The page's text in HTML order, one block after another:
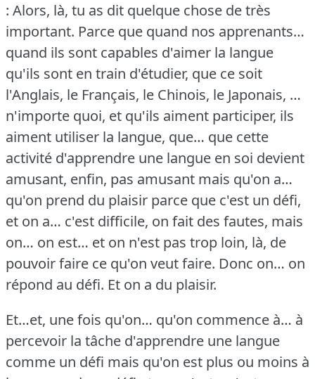
: Alors, là, tu as dit quelque chose de très
important. Parce que quand nos apprenants…
quand ils sont capables d'aimer la langue
qu'ils sont en train d'étudier, que ce soit
l'Anglais, le Français, le Chinois, le Japonais, …
n'importe quoi, et qu'ils aiment participer, ils
aiment utiliser la langue, que… que cette
activité d'apprendre une langue en soi devient
amusant, enfin, pas amusant mais qu'on a…
qu'on prend du plaisir parce que c'est un défi,
et on a… c'est difficile, on fait des fautes, mais
on… on est… et on n'est pas trop loin, là, de
pouvoir faire ce qu'on veut faire. Donc on… on
répond au défi. Et on a du plaisir.
Et…et, une fois qu'on… qu'on commence à… à
percevoir la tâche d'apprendre une langue
comme un défi mais qu'on est plus ou moins à